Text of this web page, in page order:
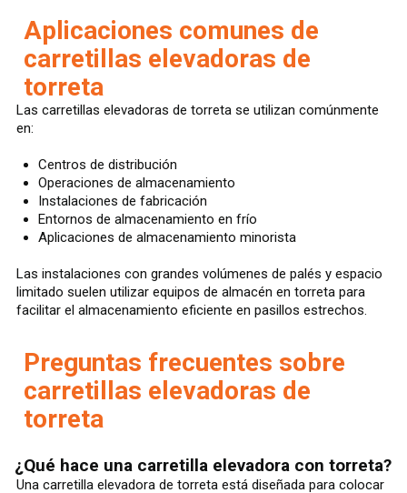
Aplicaciones comunes de
carretillas elevadoras de
torreta
Las carretillas elevadoras de torreta se utilizan comúnmente
en:
Centros de distribución
Operaciones de almacenamiento
Instalaciones de fabricación
Entornos de almacenamiento en frío
Aplicaciones de almacenamiento minorista
Las instalaciones con grandes volúmenes de palés y espacio
limitado suelen utilizar equipos de almacén en torreta para
facilitar el almacenamiento eficiente en pasillos estrechos.
Preguntas frecuentes sobre
carretillas elevadoras de
torreta
¿Qué hace una carretilla elevadora con torreta?
Una carretilla elevadora de torreta está diseñada para colocar